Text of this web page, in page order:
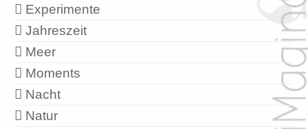
Experimente
Jahreszeit
Meer
Moments
Nacht
Natur